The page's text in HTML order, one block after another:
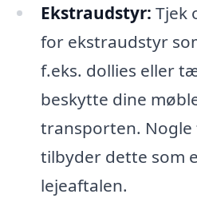
Ekstraudstyr: Tjek
for ekstraudstyr
f.eks. dollies eller
beskytte dine
transporten.
tilbyder dette som
lejeaftalen.